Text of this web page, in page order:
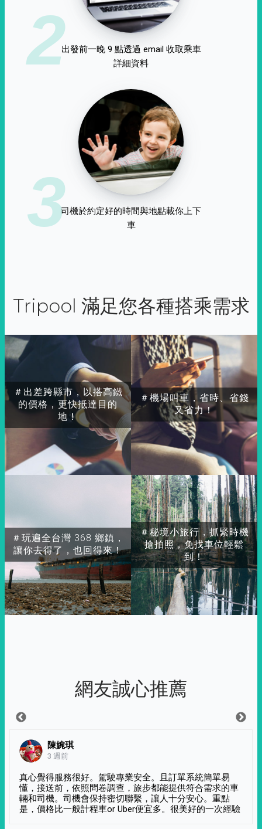
2出發前一晚 9 點透過 email 收取乘車
詳細資料
3司機於約定好的時間與地點載你上下
車
Tripool 滿足您各種搭乘需求
＃出差跨縣市，以搭高鐵
的價格，更快抵達目的
地！
＃玩遍全台灣 368 鄉鎮，
讓你去得了，也回得來！
＃秘境小旅行，抓緊時機
搶拍照，免找車位輕鬆
到！
＃機場叫車，省時、省錢
又省力！
網友誠心推薦
陳婉琪
3 週前
真心覺得服務很好。駕駛專業安全。且訂單系統簡單易
懂，接送前，依照問卷調查，旅步都能提供符合需求的車
輛和司機。司機會保持密切聯繫，讓人十分安心。重點
是，價格比一般計程車or Uber便宜多。很美好的一次經驗